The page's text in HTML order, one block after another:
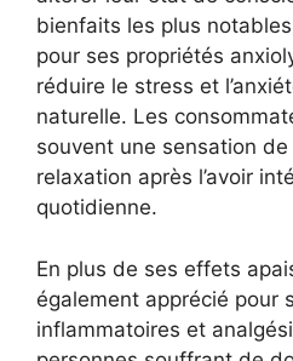
bienfaits les plus
pour ses propriétés
réduire le stress et
naturelle. Les
souvent une sensation
relaxation après l’avoir
quotidienne.
En plus de ses effets
également apprécié pour
inflammatoires et